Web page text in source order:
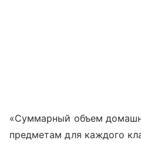
«Суммарный объем
предметам для каждого